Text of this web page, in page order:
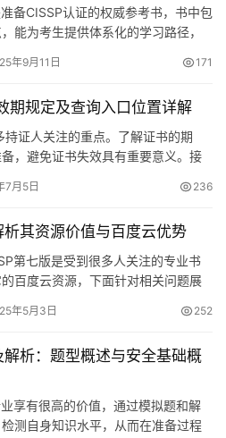
备CISSP认证的权威参考书，书中包
能为考生提供体系化的学习路径，
年9月11日 171
期规定及查询入口位置详解
证人关注的重点。了解证书的期
，避免证书失效具有重要意义。接
7月5日 236
其资源价值与百度云优势
第七版是受到很多人关注的专业书
百度云资源，下面针对相关问题展
年5月3日 252
析：题型概述与安全基础概
享有很高的价值，通过模拟题和解
测自身知识水平，从而在准备过程